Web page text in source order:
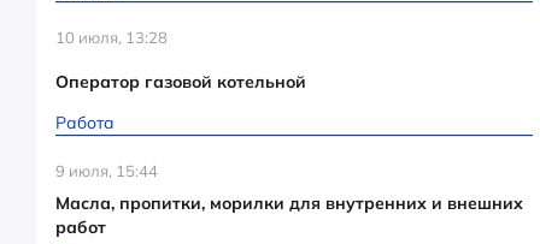
10 июля, 13:28
Оператор газовой котельной
Работа
9 июля, 15:44
Масла, пропитки, морилки для внутренних и внешних
работ